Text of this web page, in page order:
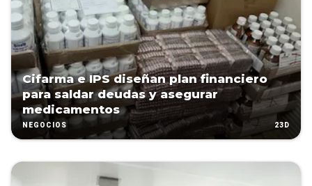
Cifarma e IPS diseñan plan financiero
para saldar deudas y asegurar
medicamentos
NEGOCIOS 23D